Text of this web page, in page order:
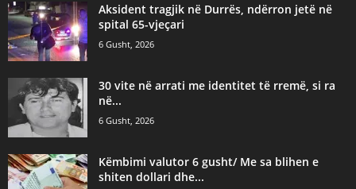
Aksident tragjik në Durrës, ndërron jetë në
spital 65-vjeçari
6 Gusht, 2026
30 vite në arrati me identitet të rremë, si ra
në...
6 Gusht, 2026
Këmbimi valutor 6 gusht/ Me sa blihen e
shiten dollari dhe...